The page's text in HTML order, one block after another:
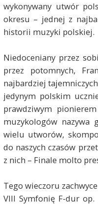
wykonywany utwór
okresu – jednej z
historii muzyki polskiej.
Niedoceniany przez
przez potomnych,
najbardziej
jedynym polskim
prawdziwym
muzykologów nazywa
wielu utworów,
do naszych czasów
z nich – Finale molto
Tego wieczoru
VIII Symfonię F-dur